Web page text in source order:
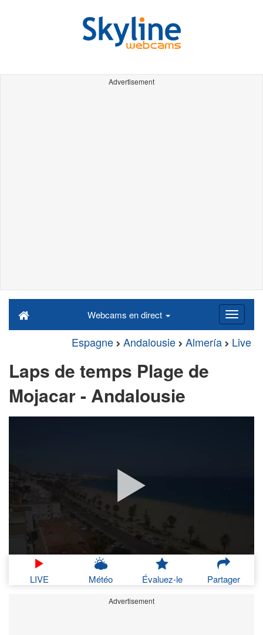
Advertisement
Webcams en direct
Espagne Andalousie Almería Live
Laps de temps Plage de
Mojacar - Andalousie
LIVE Météo Évaluez-le Partager
Advertisement